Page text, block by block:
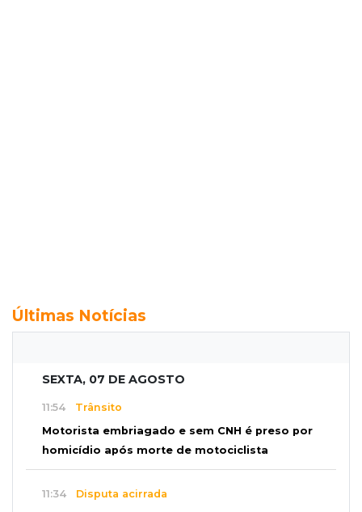
Últimas Notícias
SEXTA, 07 DE AGOSTO
11:54 Trânsito
Motorista embriagado e sem CNH é preso por
homicídio após morte de motociclista
11:34 Disputa acirrada